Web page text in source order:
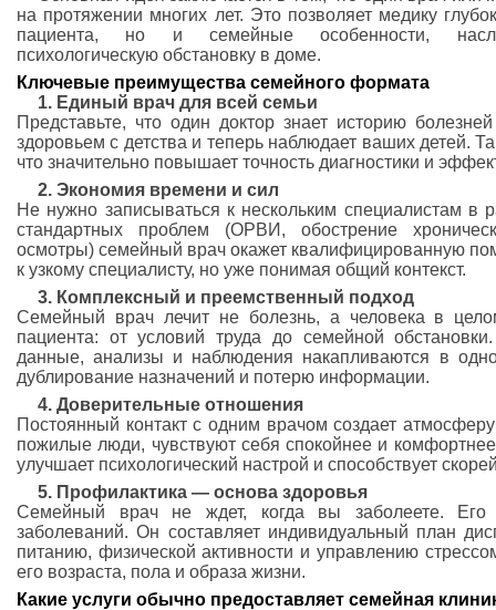
на протяжении многих лет. Это позволяет медику
пациента, но и семейные особенности,
психологическую обстановку в доме.
Ключевые преимущества семейного формата
1. Единый врач для всей семьи
Представьте, что один доктор знает историю
здоровьем с детства и теперь наблюдает ваших детей.
что значительно повышает точность диагностики и
2. Экономия времени и сил
Не нужно записываться к нескольким специалистам в
стандартных проблем (ОРВИ, обострение
осмотры) семейный врач окажет квалифицированную
к узкому специалисту, но уже понимая общий контекст.
3. Комплексный и преемственный подход
Семейный врач лечит не болезнь, а человека в
пациента: от условий труда до семейной
данные, анализы и наблюдения накапливаются в
дублирование назначений и потерю информации.
4. Доверительные отношения
Постоянный контакт с одним врачом создает
пожилые люди, чувствуют себя спокойнее и
улучшает психологический настрой и способствует
5. Профилактика — основа здоровья
Семейный врач не ждет, когда вы заболеете. Его
заболеваний. Он составляет индивидуальный план
питанию, физической активности и управлению
его возраста, пола и образа жизни.
Какие услуги обычно предоставляет семейная